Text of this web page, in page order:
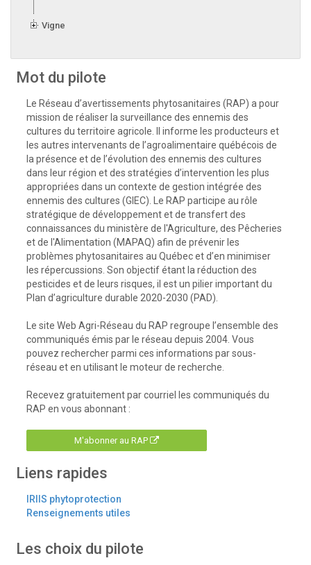
Vigne
Mot du pilote
Le Réseau d’avertissements phytosanitaires (RAP) a pour
mission de réaliser la surveillance des ennemis des
cultures du territoire agricole. Il informe les producteurs et
les autres intervenants de l’agroalimentaire québécois de
la présence et de l’évolution des ennemis des cultures
dans leur région et des stratégies d’intervention les plus
appropriées dans un contexte de gestion intégrée des
ennemis des cultures (GIEC). Le RAP participe au rôle
stratégique de développement et de transfert des
connaissances du ministère de l'Agriculture, des Pêcheries
et de l'Alimentation (MAPAQ) afin de prévenir les
problèmes phytosanitaires au Québec et d’en minimiser
les répercussions. Son objectif étant la réduction des
pesticides et de leurs risques, il est un pilier important du
Plan d’agriculture durable 2020-2030 (PAD).
Le site Web Agri-Réseau du RAP regroupe l’ensemble des
communiqués émis par le réseau depuis 2004. Vous
pouvez rechercher parmi ces informations par sous-
réseau et en utilisant le moteur de recherche.
Recevez gratuitement par courriel les communiqués du
RAP en vous abonnant :
M'abonner au RAP
Liens rapides
IRIIS phytoprotection
Renseignements utiles
Les choix du pilote